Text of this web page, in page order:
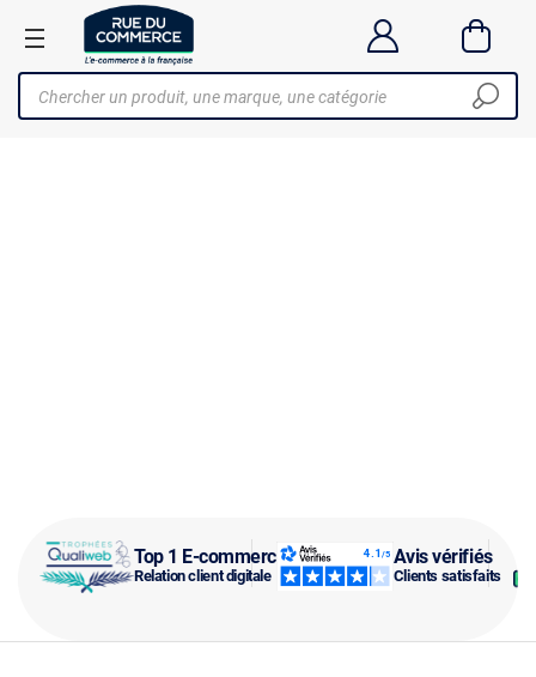
Top 1 E-commerce
Relation client digitale
Avis vérifiés
Clients satisfaits